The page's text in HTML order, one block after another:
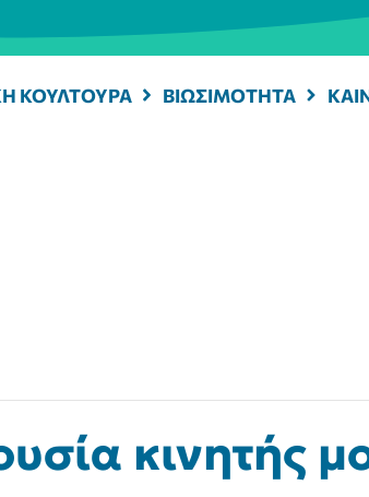
ΚΟΥΛΤΟΥΡΑ ΒΙΩΣΙΜΟΤΗΤΑ
κινητής